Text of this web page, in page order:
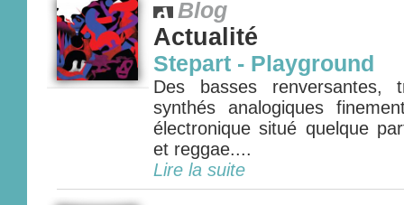
Blog
Actualité
Stepart - Playground
Des basses renversantes,
synthés analogiques
électronique situé quelque
et reggae....
Lire la suite